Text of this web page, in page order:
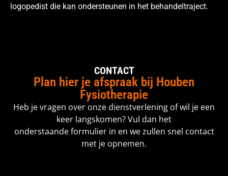
logopedist die kan ondersteunen in het behandeltraject.
CONTACT
Plan hier je afspraak bij Houben
Fysiotherapie
Heb je vragen over onze dienstverlening of wil je een
keer langskomen? Vul dan het
onderstaande formulier in en we zullen snel contact
met je opnemen.